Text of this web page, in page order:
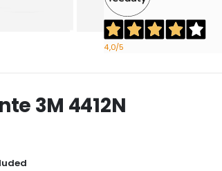
4,0/5
3M 4412N